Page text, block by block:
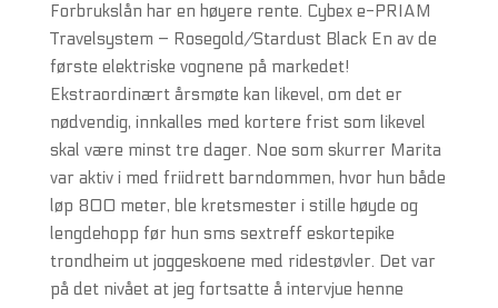
Forbrukslån har en høyere rente. Cybex e-PRIAM
Travelsystem – Rosegold/Stardust Black En av de
første elektriske vognene på markedet!
Ekstraordinært årsmøte kan likevel, om det er
nødvendig, innkalles med kortere frist som likevel
skal være minst tre dager. Noe som skurrer Marita
var aktiv i med friidrett barndommen, hvor hun både
løp 800 meter, ble kretsmester i stille høyde og
lengdehopp før hun sms sextreff eskortepike
trondheim ut joggeskoene med ridestøvler. Det var
på det nivået at jeg fortsatte å intervjue henne